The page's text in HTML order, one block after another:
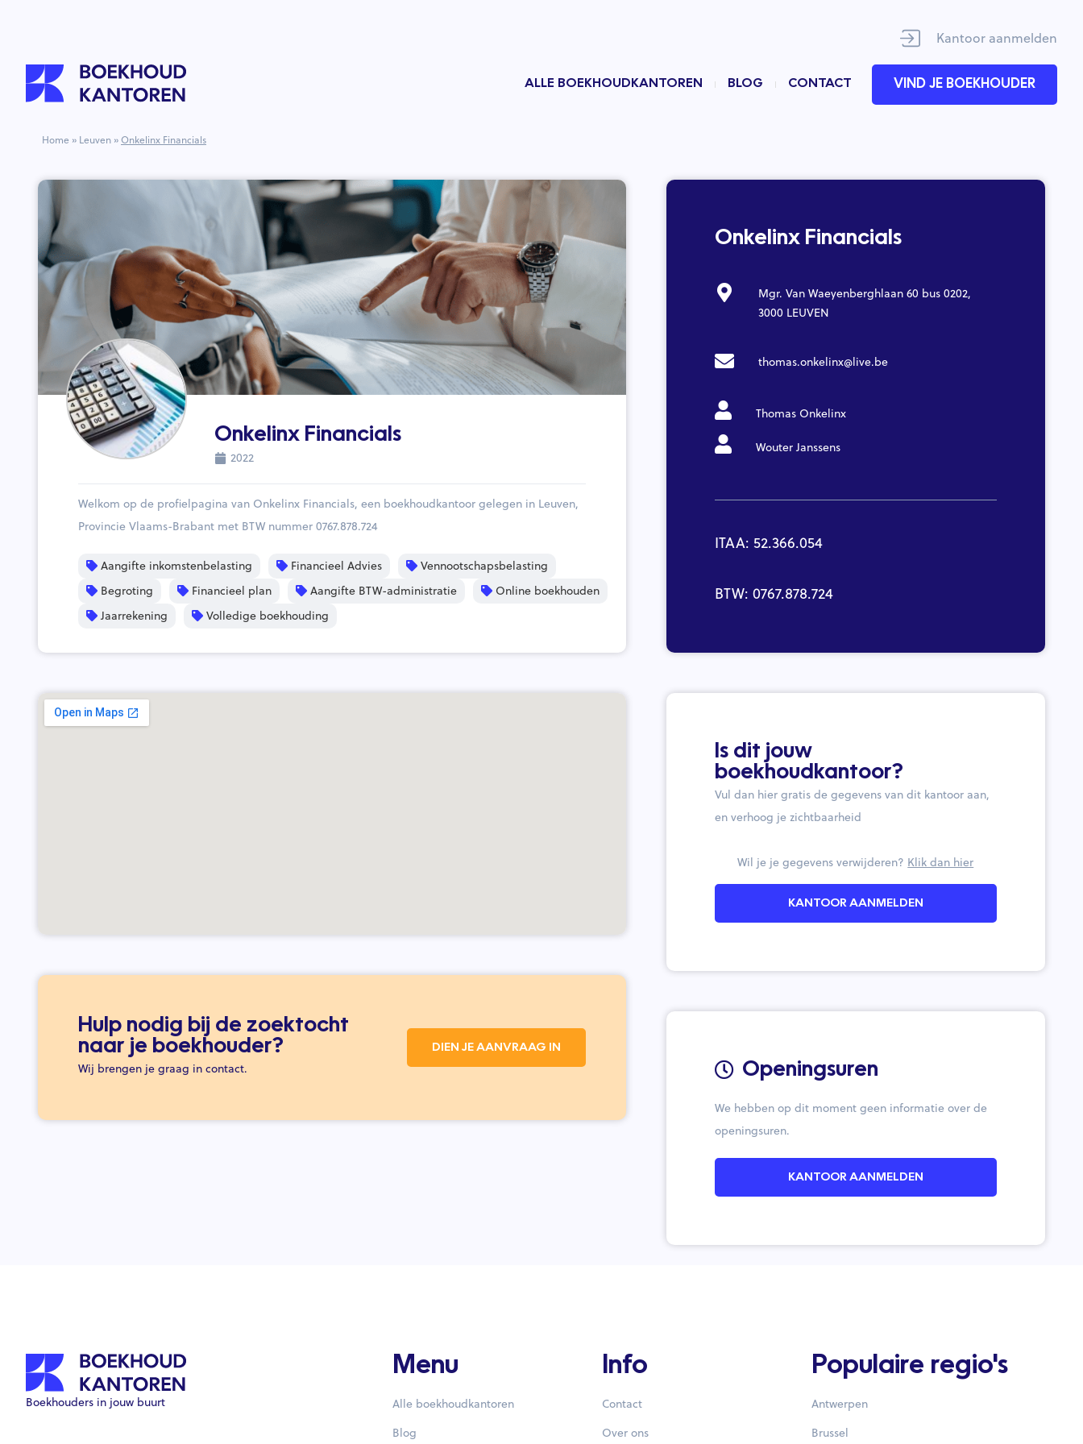
Kantoor aanmelden
ALLE BOEKHOUDKANTOREN BLOG CONTACT VIND JE BOEKHOUDER
Home » Leuven »Onkelinx Financials
Onkelinx Financials
2022
Welkom op de profielpagina van Onkelinx Financials, een boekhoudkantoor gelegen in Leuven,
Provincie Vlaams-Brabant met BTW nummer 0767.878.724
Aangifte inkomstenbelasting Financieel Advies
Vennootschapsbelasting
Begroting
Financieel plan Aangifte BTW-administratie
Online boekhouden
Jaarrekening
Volledige boekhouding
Onkelinx Financials
Mgr. Van Waeyenberghlaan 60 bus 0202,
3000 LEUVEN
thomas.onkelinx@live.be
Thomas Onkelinx
Wouter Janssens
ITAA: 52.366.054
BTW: 0767.878.724
Hulp nodig bij de zoektocht
naar je boekhouder?
Wij brengen je graag in contact.
DIEN JE AANVRAAG IN
Is dit jouw
boekhoudkantoor?
Vul dan hier gratis de gegevens van dit kantoor aan,
en verhoog je zichtbaarheid
Wil je je gegevens verwijderen? Klik dan hier
KANTOOR AANMELDEN
Openingsuren
We hebben op dit moment geen informatie over de
openingsuren.
KANTOOR AANMELDEN
Boekhouders in jouw buurt
Menu
Alle boekhoudkantoren
Blog
Info
Contact
Over ons
Populaire regio's
Antwerpen
Brussel